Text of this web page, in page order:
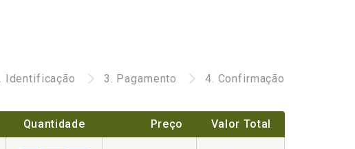
Identificação 3. Pagamento 4. Confirmação
Quantidade Preço Valor Total